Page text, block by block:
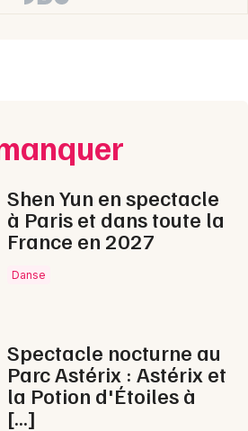
Je m'abonne
Shen Yun en spectacle
à Paris et dans toute la
France en 2027
Danse
Spectacle nocturne au
Parc Astérix : Astérix et
la Potion d'Étoiles à
[…]